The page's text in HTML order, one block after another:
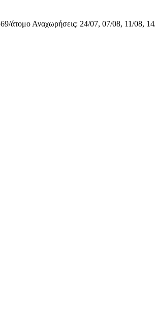
άτομο Αναχωρήσεις: 24/07, 07/08, 11/08,